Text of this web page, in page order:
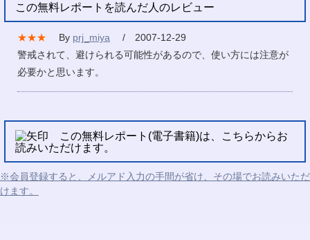
この無料レポートを読んだ人のレビュー
★★★ By prj_miya
/ 2007-12-29
警戒されて、避けられる可能性があるので、使い方には注意が
必要かと思います。
この無料レポート(電子書籍)は、こちらからお
読みいただけます。
※会員登録すると、メルアド入力の手間が省け、その場でお読みいただ
けます。